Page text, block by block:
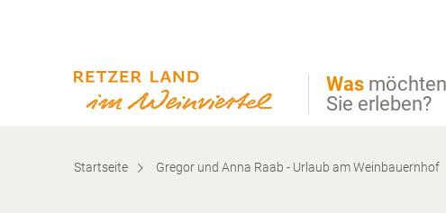
Was möchten
Sie erleben?
Startseite Gregor und Anna Raab - Urlaub am Weinbauernhof